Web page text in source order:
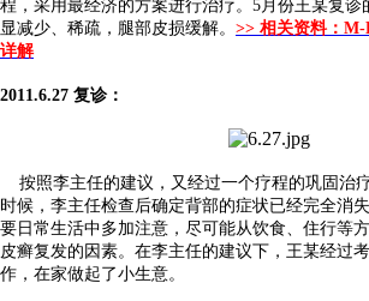
程，采用最经济的方案进行治疗。5月份王某复诊
显减少、稀疏，腿部皮损缓解。 >> 相关资料：
详解
2011.6.27 复诊：
按照李主任的建议，又经过一个疗程的巩固治
时候，李主任检查后确定背部的症状已经完全消
要日常生活中多加注意，尽可能从饮食、住行等
皮癣复发的因素。在李主任的建议下，王某经过
作，在家做起了小生意。